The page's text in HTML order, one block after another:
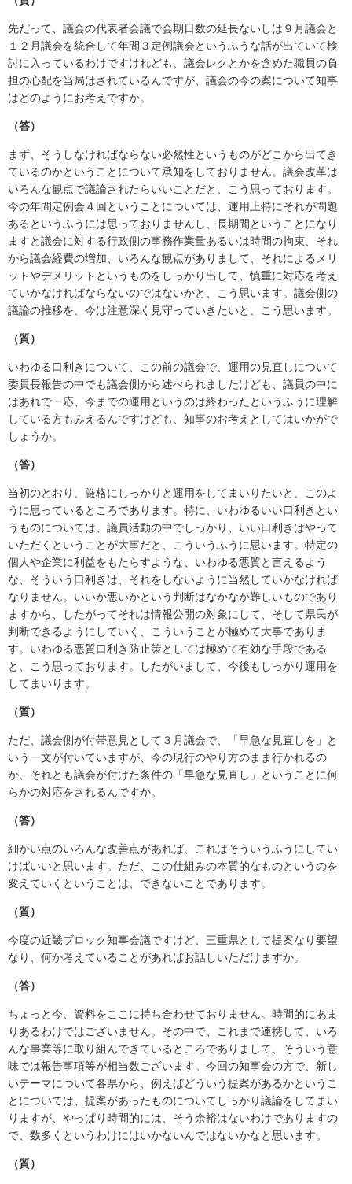
先だって、議会の代表者会議で会期日数の延長ないしは９月議会と
１２月議会を統合して年間３定例議会というふうな話が出ていて検
討に入っているわけですけれども、議会レクとかを含めた職員の負
担の心配を当局はされているんですが、議会の今の案について知事
はどのようにお考えですか。
（答）
まず、そうしなければならない必然性というものがどこから出てき
ているのかということについて承知をしておりません。議会改革は
いろんな観点で議論されたらいいことだと、こう思っております。
今の年間定例会４回ということについては、運用上特にそれが問題
あるというふうには思っておりませんし、長期間ということになり
ますと議会に対する行政側の事務作業量あるいは時間の拘束、それ
から議会経費の増加、いろんな観点がありまして、それによるメリ
ットやデメリットというものをしっかり出して、慎重に対応を考え
ていかなければならないのではないかと、こう思います。議会側の
議論の推移を、今は注意深く見守っていきたいと、こう思います。
（質）
いわゆる口利きについて、この前の議会で、運用の見直しについて
委員長報告の中でも議会側から述べられましたけども、議員の中に
はあれで一応、今までの運用というのは終わったというふうに理解
している方もみえるんですけども、知事のお考えとしてはいかがで
しょうか。
（答）
当初のとおり、厳格にしっかりと運用をしてまいりたいと、このよ
うに思っているところであります。特に、いわゆるいい口利きとい
うものについては、議員活動の中でしっかり、いい口利きはやって
いただくということが大事だと、こういうふうに思います。特定の
個人や企業に利益をもたらすような、いわゆる悪質と言えるよう
な、そういう口利きは、それをしないように当然していかなければ
なりません。いいか悪いかという判断はなかなか難しいものであり
ますから、したがってそれは情報公開の対象にして、そして県民が
判断できるようにしていく、こういうことが極めて大事でありま
す。いわゆる悪質口利き防止策としては極めて有効な手段である
と、こう思っております。したがいまして、今後もしっかり運用を
してまいります。
（質）
ただ、議会側が付帯意見として３月議会で、「早急な見直しを」と
いう一文が付いていますが、今の現行のやり方のまま行かれるの
か、それとも議会が付けた条件の「早急な見直し」ということに何
らかの対応をされるんですか。
（答）
細かい点のいろんな改善点があれば、これはそういうふうにしてい
けばいいと思います。ただ、この仕組みの本質的なものというのを
変えていくということは、できないことであります。
（質）
今度の近畿ブロック知事会議ですけど、三重県として提案なり要望
なり、何か考えていることがあればお話しいただけますか。
（答）
ちょっと今、資料をここに持ち合わせておりません。時間的にあま
りあるわけではございません。その中で、これまで連携して、いろ
んな事業等に取り組んできているところでありまして、そういう意
味では報告事項等が相当数ございます。今回の知事会の方で、新し
いテーマについて各県から、例えばどういう提案があるかというこ
とについては、提案があったものについてしっかり議論をしてまい
りますが、やっぱり時間的には、そう余裕はないわけでありますの
で、数多くというわけにはいかないんではないかなと思います。
（質）